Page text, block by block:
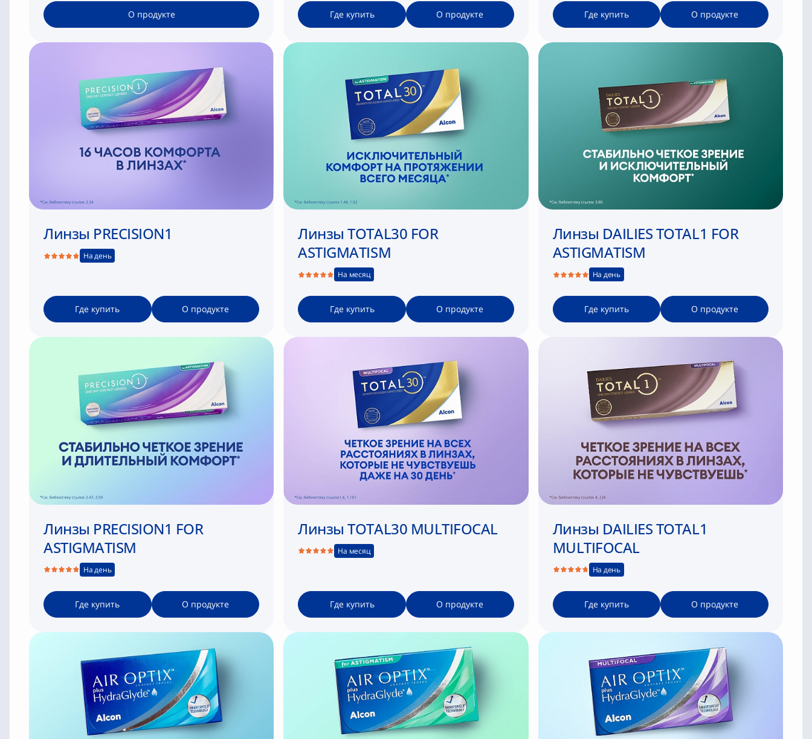
О продукте Где купить О продукте Где купить О продукте
Линзы PRECISION1
На день
Где купить О продукте
Линзы TOTAL30 FOR
ASTIGMATISM
На месяц
Где купить О продукте
Линзы DAILIES TOTAL1 FOR
ASTIGMATISM
На день
Где купить О продукте
Линзы PRECISION1 FOR
ASTIGMATISM
На день
Где купить О продукте
Линзы TOTAL30 MULTIFOCAL
На месяц
Где купить О продукте
Линзы DAILIES TOTAL1
MULTIFOCAL
На день
Где купить О продукте